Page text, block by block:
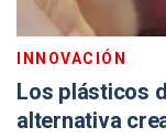
INNOVACIÓN
Los plásticos
alternativa